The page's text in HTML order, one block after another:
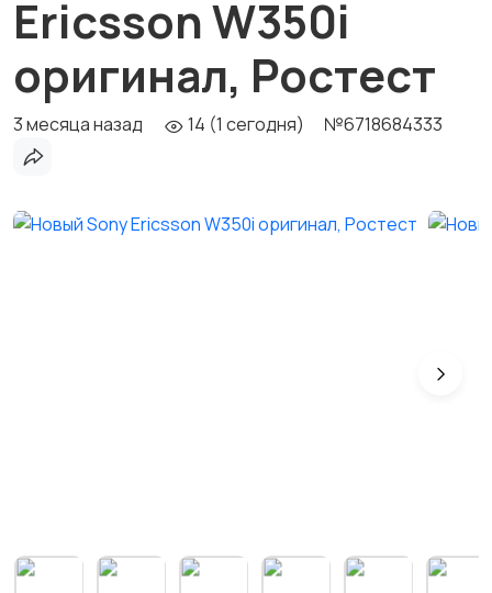
Ericsson W350i
оригинал, Ростест
3 месяца назад 14 (1 сегодня) №6718684333